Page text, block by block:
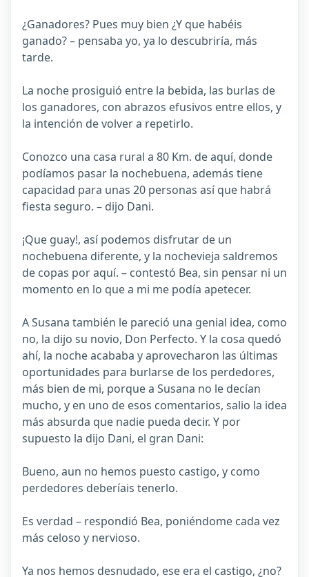
¿Ganadores? Pues muy bien ¿Y que habéis
ganado? – pensaba yo, ya lo descubriría, más
tarde.
La noche prosiguió entre la bebida, las burlas de
los ganadores, con abrazos efusivos entre ellos, y
la intención de volver a repetirlo.
Conozco una casa rural a 80 Km. de aquí, donde
podíamos pasar la nochebuena, además tiene
capacidad para unas 20 personas así que habrá
fiesta seguro. – dijo Dani.
¡Que guay!, así podemos disfrutar de un
nochebuena diferente, y la nochevieja saldremos
de copas por aquí. – contestó Bea, sin pensar ni un
momento en lo que a mi me podía apetecer.
A Susana también le pareció una genial idea, como
no, la dijo su novio, Don Perfecto. Y la cosa quedó
ahí, la noche acababa y aprovecharon las últimas
oportunidades para burlarse de los perdedores,
más bien de mi, porque a Susana no le decían
mucho, y en uno de esos comentarios, salio la idea
más absurda que nadie pueda decir. Y por
supuesto la dijo Dani, el gran Dani:
Bueno, aun no hemos puesto castigo, y como
perdedores deberíais tenerlo.
Es verdad – respondió Bea, poniéndome cada vez
más celoso y nervioso.
Ya nos hemos desnudado, ese era el castigo, ¿no?